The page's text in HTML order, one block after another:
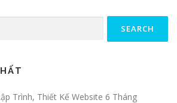
Trình, Thiết Kế Website 6 Tháng